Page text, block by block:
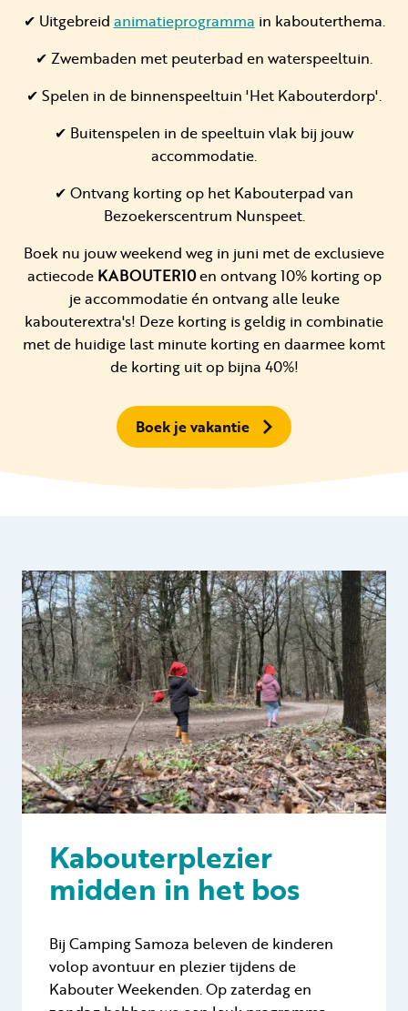
Mijn Samoza
✔ Uitgebreid animatieprogramma in kabouterthema.
✔ Zwembaden met peuterbad en waterspeeltuin.
✔ Spelen in de binnenspeeltuin 'Het Kabouterdorp'.
✔ Buitenspelen in de speeltuin vlak bij jouw
accommodatie.
✔ Ontvang korting op het Kabouterpad van
Bezoekerscentrum Nunspeet.
Boek nu jouw weekend weg in juni met de exclusieve
actiecode KABOUTER10en ontvang 10% korting op
je accommodatie én ontvang alle leuke
kabouterextra's! Deze korting is geldig in combinatie
met de huidige last minute korting en daarmee komt
de korting uit op bijna 40%!
Boek je vakantie
Kabouterplezier
midden in het bos
Bij Camping Samoza beleven de kinderen
volop avontuur en plezier tijdens de
Kabouter Weekenden. Op zaterdag en